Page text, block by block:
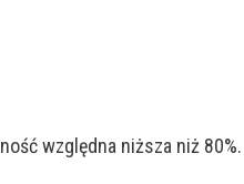
względna niższa niż